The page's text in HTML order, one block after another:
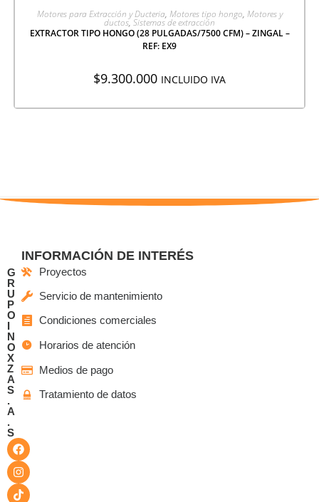
AGREGAR A COTIZACIÓN
Motores para Extracción y Ducteria, Motores tipo hongo, Motores y
ductos, Sistemas de extracción
EXTRACTOR TIPO HONGO (28 PULGADAS/7500 CFM) – ZINGAL –
REF: EX9
$9.300.000 INCLUIDO IVA
G
R
U
P
O
I
N
O
X
Z
A
S
.
A
.
S
INFORMACIÓN DE INTERÉS
Proyectos
Servicio de mantenimiento
Condiciones comerciales
Horarios de atención
Medios de pago
Tratamiento de datos